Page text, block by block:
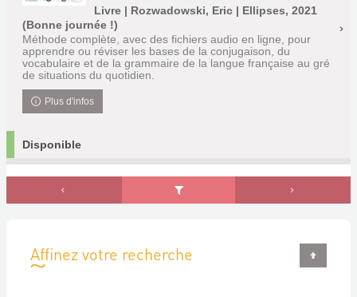
Livre | Rozwadowski, Eric | Ellipses, 2021
(Bonne journée !)
Méthode complète, avec des fichiers audio en ligne, pour
apprendre ou réviser les bases de la conjugaison, du
vocabulaire et de la grammaire de la langue française au gré
de situations du quotidien.
Plus d'infos
Disponible
Affinez votre recherche